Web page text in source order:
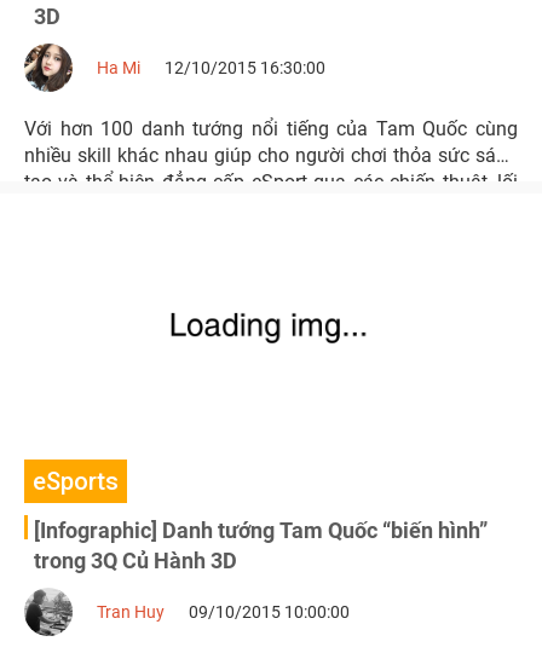
3D
Ha Mi 12/10/2015 16:30:00
Với hơn 100 danh tướng nổi tiếng của Tam Quốc cùng
nhiều skill khác nhau giúp cho người chơi thỏa sức sáng
tạo và thể hiện đẳng cấp eSport qua các chiến thuật, lối
eSports
[Infographic] Danh tướng Tam Quốc “biến hình”
trong 3Q Củ Hành 3D
Tran Huy 09/10/2015 10:00:00